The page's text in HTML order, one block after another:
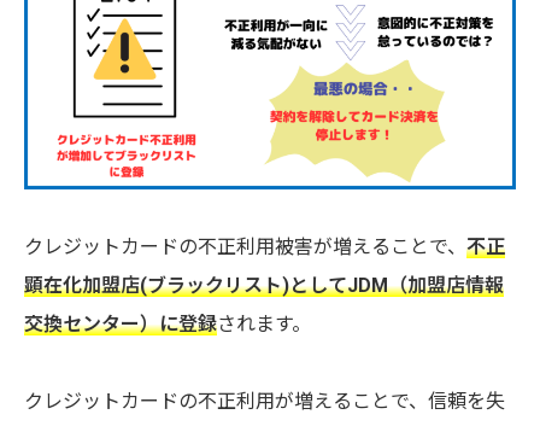
クレジットカードの不正利用被害が増えることで、 不正
顕在化加盟店(ブラックリスト)としてJDM（加盟店情報
交換センター）に登録されます。
クレジットカードの不正利用が増えることで、信頼を失